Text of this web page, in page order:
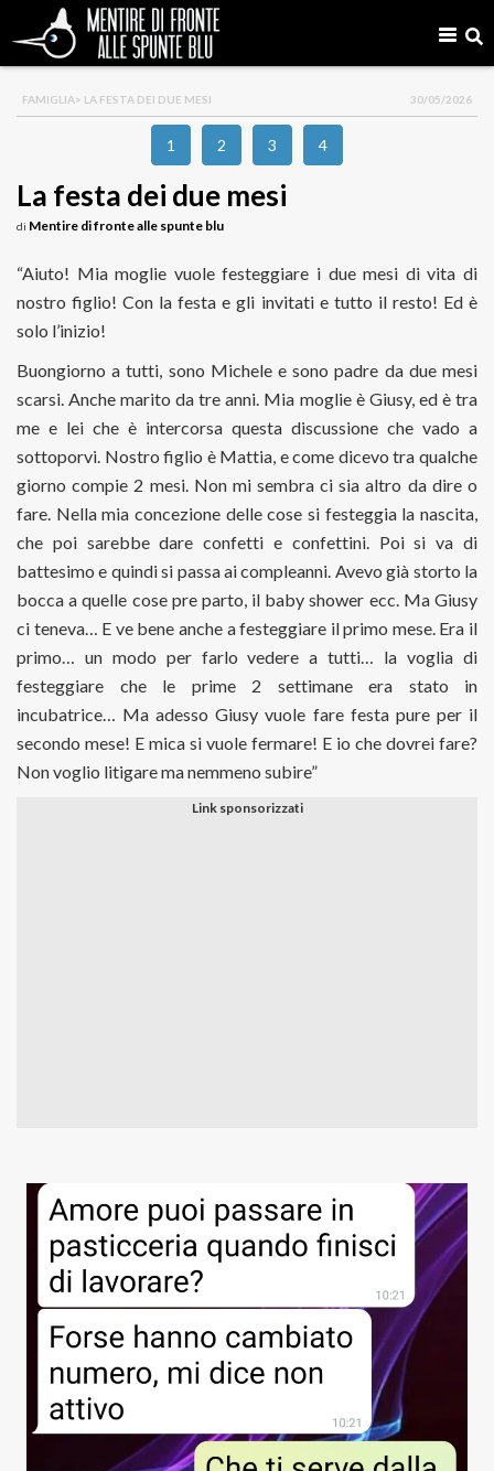
FAMIGLIA> LA FESTA DEI DUE MESI 30/05/2026
1 2 3 4
La festa dei due mesi
di Mentire di fronte alle spunte blu
“Aiuto! Mia moglie vuole festeggiare i due mesi di vita di
nostro figlio! Con la festa e gli invitati e tutto il resto! Ed è
solo l’inizio!
Buongiorno a tutti, sono Michele e sono padre da due mesi
scarsi. Anche marito da tre anni. Mia moglie è Giusy, ed è tra
me e lei che è intercorsa questa discussione che vado a
sottoporvi. Nostro figlio è Mattia, e come dicevo tra qualche
giorno compie 2 mesi. Non mi sembra ci sia altro da dire o
fare. Nella mia concezione delle cose si festeggia la nascita,
che poi sarebbe dare confetti e confettini. Poi si va di
battesimo e quindi si passa ai compleanni. Avevo già storto la
bocca a quelle cose pre parto, il baby shower ecc. Ma Giusy
ci teneva… E ve bene anche a festeggiare il primo mese. Era il
primo… un modo per farlo vedere a tutti… la voglia di
festeggiare che le prime 2 settimane era stato in
incubatrice… Ma adesso Giusy vuole fare festa pure per il
secondo mese! E mica si vuole fermare! E io che dovrei fare?
Non voglio litigare ma nemmeno subire”